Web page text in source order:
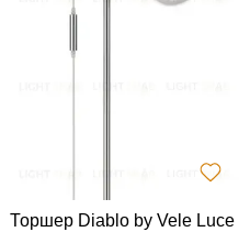
Торшер Diablo by Vele Luce